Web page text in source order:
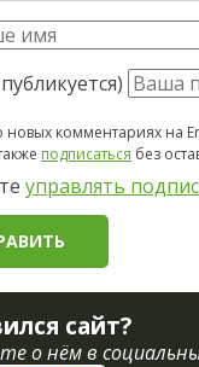
комментариях на
подписаться без
управлять
сайт?
о нём в